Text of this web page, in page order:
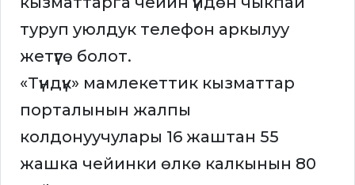
туруп уюлдук телефон аркылуу
жетүүгө болот.
«Түндүк» мамлекеттик кызматтар
порталынын жалпы
колдонуучулары 16 жаштан 55
жашка чейинки өлкө калкынын 80